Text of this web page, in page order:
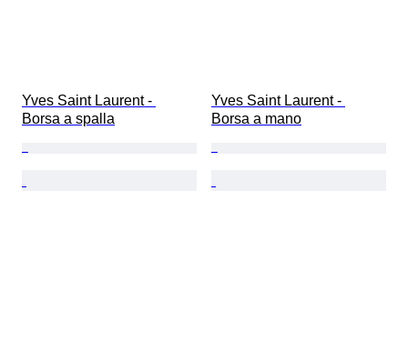
Yves Saint Laurent -
Borsa a spalla
Yves Saint Laurent -
Borsa a mano